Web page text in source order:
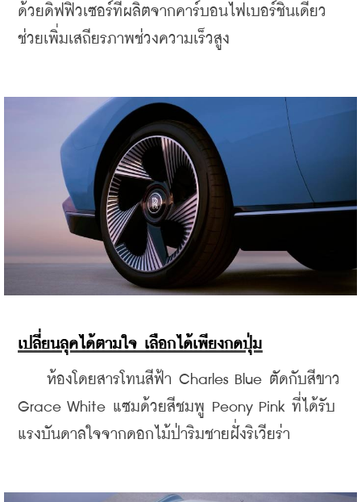
ด้วยดิฟฟิวเซอร์ที่ผลิตจากคาร์บอนไฟเบอร์ชิ้นเดียว
ช่วยเพิ่มเสถียรภาพช่วงความเร็วสูง
เปลี่ยนลุคได้ตามใจ เลือกได้เพียงกดปุ่ม
ห้องโดยสารโทนสีฟ้า Charles Blue ตัดกับสีขาว
Grace White แซมด้วยสีชมพู Peony Pink ที่ได้รับ
แรงบันดาลใจจากดอกไม้ป่าริมชายฝั่งริเวียร่า